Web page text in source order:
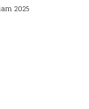
2025